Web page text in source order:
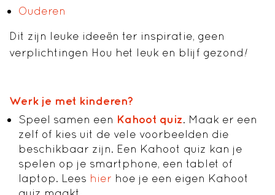
Ouderen
Dit zijn leuke ideeën ter inspiratie, geen
verplichtingen Hou het leuk en blijf gezond!
Werk je met kinderen?
Speel samen een Kahoot quiz. Maak er een
zelf of kies uit de vele voorbeelden die
beschikbaar zijn. Een Kahoot quiz kan je
spelen op je smartphone, een tablet of
laptop. Lees hier hoe je een eigen Kahoot